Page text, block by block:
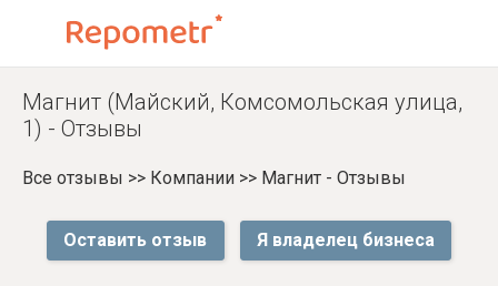
Магнит (Майский, Комсомольская улица,
1) - Отзывы
Все отзывы >> Компании >> Магнит - Отзывы
Оставить отзыв Я владелец бизнеса